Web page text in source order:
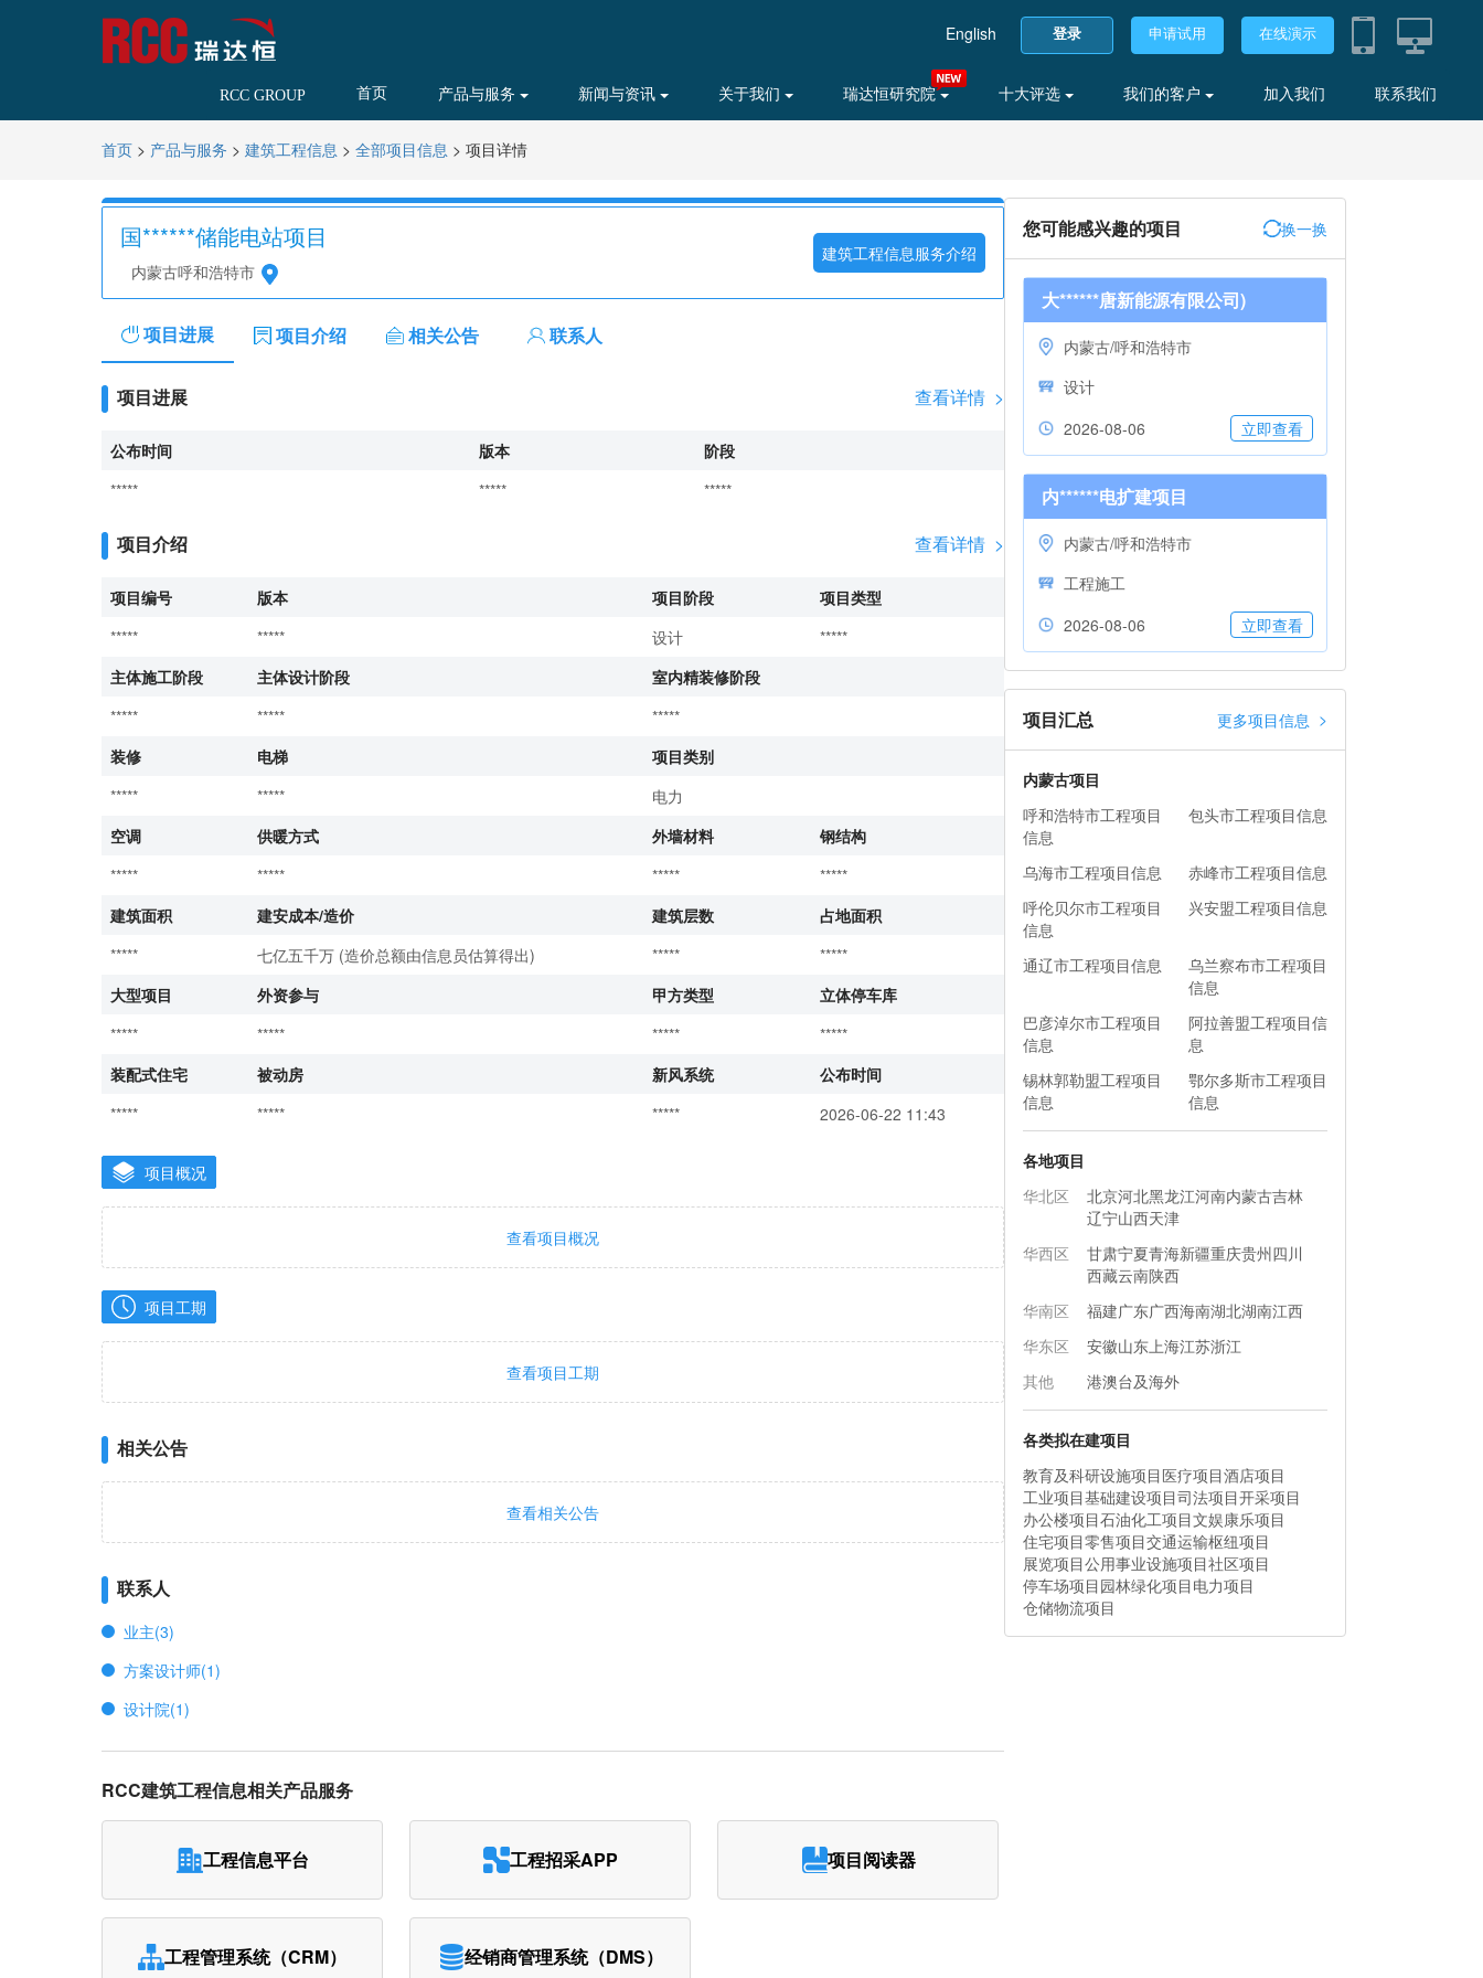
English 登录 申请试用 在线演示
RCC GROUP 首页 产品与服务 新闻与资讯 关于我们 瑞达恒研究院 十大评选 我们的客户 加入我们 联系我们
首页 > 产品与服务 > 建筑工程信息 > 全部项目信息 > 项目详情
国******储能电站项目
内蒙古呼和浩特市
建筑工程信息服务介绍
项目进展 项目介绍 相关公告 联系人
项目进展 查看详情 >
公布时间 版本
阶段
*****
***** *****
项目介绍 查看详情 >
项目编号 版本 项目阶段
项目类型
*****
***** 设计
*****
主体施工阶段
主体设计阶段
室内精装修阶段
*****
*****
*****
装修
电梯
项目类别
*****
*****
电力
空调
供暖方式 外墙材料
钢结构
*****
***** *****
*****
建筑面积
建安成本/造价 建筑层数
占地面积
*****
七亿五千万 (造价总额由信息员估算得出) *****
*****
大型项目
外资参与 甲方类型
立体停车库
*****
***** *****
*****
装配式住宅
被动房 新风系统
公布时间
*****
***** ***** 2026-06-22 11:43
项目概况
查看项目概况
项目工期
查看项目工期
相关公告
查看相关公告
联系人
业主(3)
方案设计师(1)
设计院(1)
RCC建筑工程信息相关产品服务
工程信息平台 工程招采APP 项目阅读器
工程管理系统（CRM） 经销商管理系统（DMS）
您可能感兴趣的项目 换一换
大******唐新能源有限公司)
内蒙古/呼和浩特市
设计
2026-08-06
立即查看
内******电扩建项目
内蒙古/呼和浩特市
工程施工
2026-08-06
立即查看
项目汇总 更多项目信息 >
内蒙古项目
呼和浩特市工程项目
信息
包头市工程项目信息
乌海市工程项目信息
赤峰市工程项目信息
呼伦贝尔市工程项目
信息
兴安盟工程项目信息
通辽市工程项目信息
乌兰察布市工程项目
信息
巴彦淖尔市工程项目
信息
阿拉善盟工程项目信
息
锡林郭勒盟工程项目
信息
鄂尔多斯市工程项目
信息
各地项目
华北区
北京河北黑龙江河南内蒙古吉林
辽宁山西天津
华西区
甘肃宁夏青海新疆重庆贵州四川
西藏云南陕西
华南区
福建广东广西海南湖北湖南江西
华东区
安徽山东上海江苏浙江
其他
港澳台及海外
各类拟在建项目
教育及科研设施项目医疗项目酒店项目
工业项目基础建设项目司法项目开采项目
办公楼项目石油化工项目文娱康乐项目
住宅项目零售项目交通运输枢纽项目
展览项目公用事业设施项目社区项目
停车场项目园林绿化项目电力项目
仓储物流项目